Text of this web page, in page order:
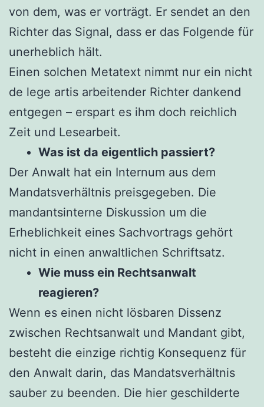
von dem, was er vorträgt. Er sendet an den
Richter das Signal, dass er das Folgende für
unerheblich hält.
Einen solchen Metatext nimmt nur ein nicht
de lege artis arbeitender Richter dankend
entgegen – erspart es ihm doch reichlich
Zeit und Lesearbeit.
Was ist da eigentlich passiert?
Der Anwalt hat ein Internum aus dem
Mandatsverhältnis preisgegeben. Die
mandantsinterne Diskussion um die
Erheblichkeit eines Sachvortrags gehört
nicht in einen anwaltlichen Schriftsatz.
Wie muss ein Rechtsanwalt
reagieren?
Wenn es einen nicht lösbaren Dissenz
zwischen Rechtsanwalt und Mandant gibt,
besteht die einzige richtig Konsequenz für
den Anwalt darin, das Mandatsverhältnis
sauber zu beenden. Die hier geschilderte